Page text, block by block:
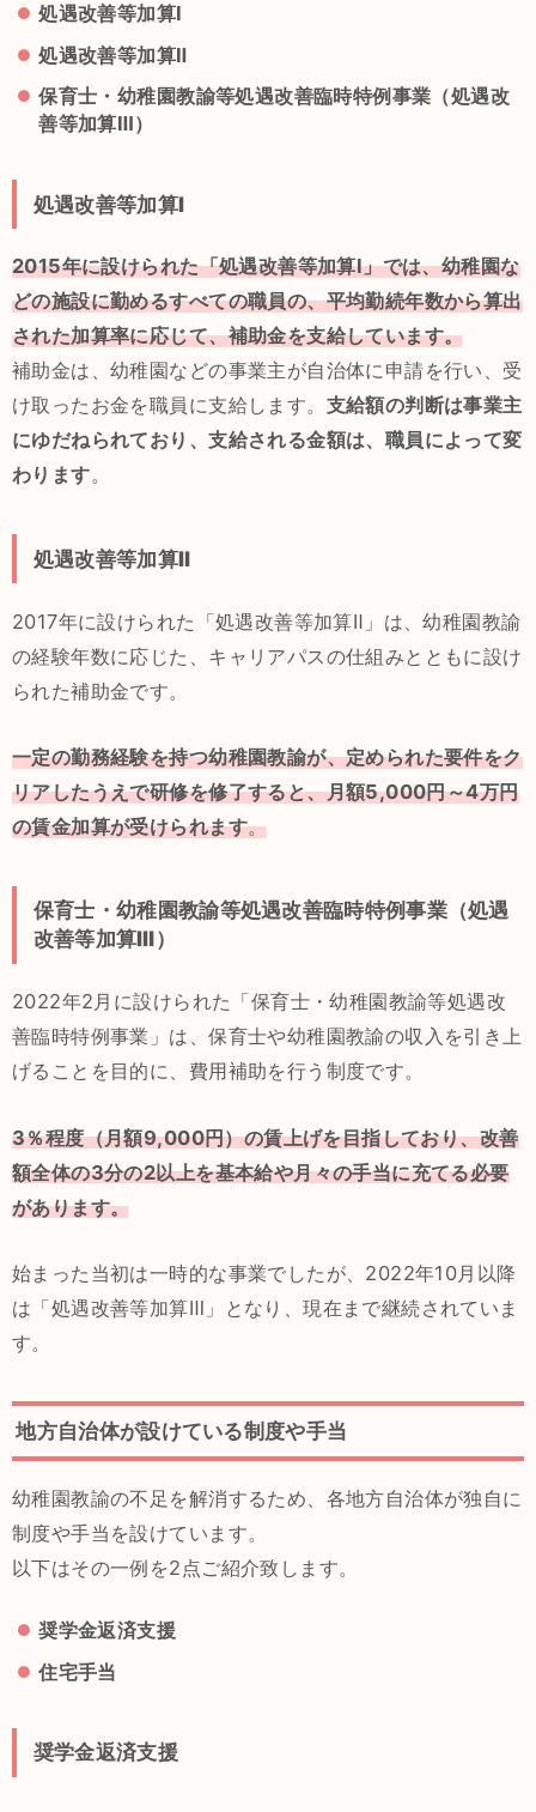
処遇改善等加算Ⅰ
処遇改善等加算Ⅱ
保育士・幼稚園教諭等処遇改善臨時特例事業（処遇改
善等加算Ⅲ）
処遇改善等加算Ⅰ
2015年に設けられた「処遇改善等加算Ⅰ」では、幼稚園な
どの施設に勤めるすべての職員の、平均勤続年数から算出
された加算率に応じて、補助金を支給しています。
補助金は、幼稚園などの事業主が自治体に申請を行い、受
け取ったお金を職員に支給します。 支給額の判断は事業主
にゆだねられており、支給される金額は、職員によって変
わります。
処遇改善等加算Ⅱ
2017年に設けられた「処遇改善等加算Ⅱ」は、幼稚園教諭
の経験年数に応じた、キャリアパスの仕組みとともに設け
られた補助金です。
一定の勤務経験を持つ幼稚園教諭が、定められた要件をク
リアしたうえで研修を修了すると、月額5,000円～4万円
の賃金加算が受けられます。
保育士・幼稚園教諭等処遇改善臨時特例事業（処遇
改善等加算Ⅲ）
2022年2月に設けられた「保育士・幼稚園教諭等処遇改
善臨時特例事業」は、保育士や幼稚園教諭の収入を引き上
げることを目的に、費用補助を行う制度です。
3％程度（月額9,000円）の賃上げを目指しており、改善
額全体の3分の2以上を基本給や月々の手当に充てる必要
があります。
始まった当初は一時的な事業でしたが、2022年10月以降
は「処遇改善等加算Ⅲ」となり、現在まで継続されていま
す。
地方自治体が設けている制度や手当
幼稚園教諭の不足を解消するため、各地方自治体が独自に
制度や手当を設けています。
以下はその一例を2点ご紹介致します。
奨学金返済支援
住宅手当
奨学金返済支援